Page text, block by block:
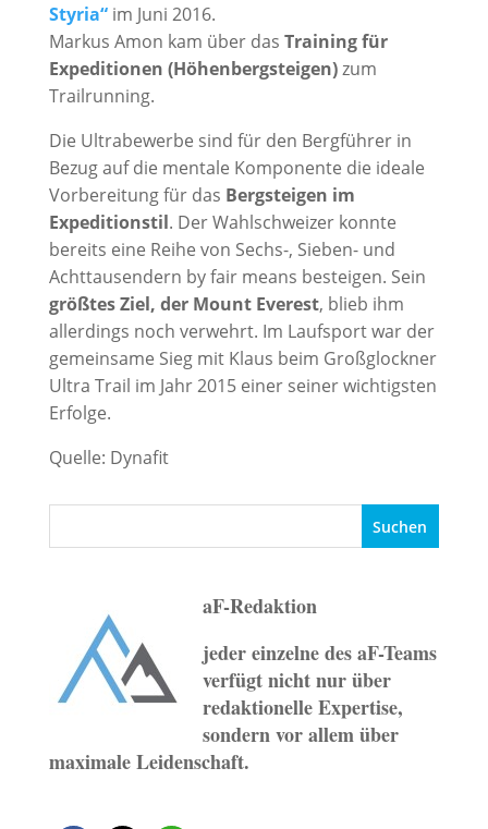
Styria“im Juni 2016.
Markus Amon kam über das Training für
Expeditionen (Höhenbergsteigen)zum
Trailrunning.
Die Ultrabewerbe sind für den Bergführer in
Bezug auf die mentale Komponente die ideale
Vorbereitung für das Bergsteigen im
Expeditionstil. Der Wahlschweizer konnte
bereits eine Reihe von Sechs-, Sieben- und
Achttausendern by fair means besteigen. Sein
größtes Ziel, der Mount Everest, blieb ihm
allerdings noch verwehrt. Im Laufsport war der
gemeinsame Sieg mit Klaus beim Großglockner
Ultra Trail im Jahr 2015 einer seiner wichtigsten
Erfolge.
Quelle: Dynafit
aF-Redaktion
jeder einzelne des aF-Teams
verfügt nicht nur über
redaktionelle Expertise,
sondern vor allem über
maximale Leidenschaft.